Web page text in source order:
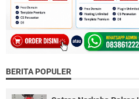
BERITA POPULER